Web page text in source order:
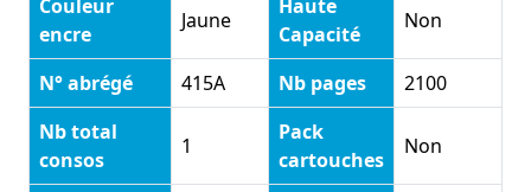
encre
Jaune
Capacité
Non
N° abrégé 415A Nb pages
2100
Nb total
consos
1
Pack
cartouches
Non